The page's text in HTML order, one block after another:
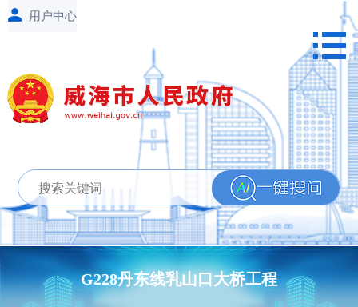
G228丹东线乳山口大桥工程